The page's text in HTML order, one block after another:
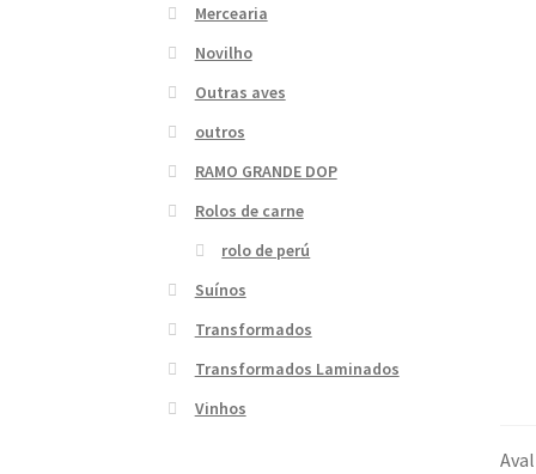
Mercearia
Novilho
Outras aves
outros
RAMO GRANDE DOP
Rolos de carne
rolo de perú
Suínos
Transformados
Transformados Laminados
Vinhos